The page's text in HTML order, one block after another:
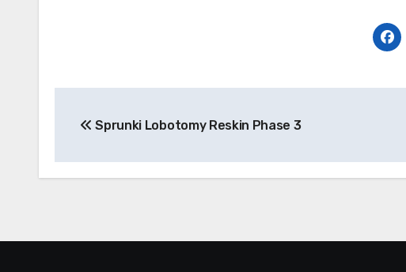
navigation
Sprunki Lobotomy Reskin Phase 3